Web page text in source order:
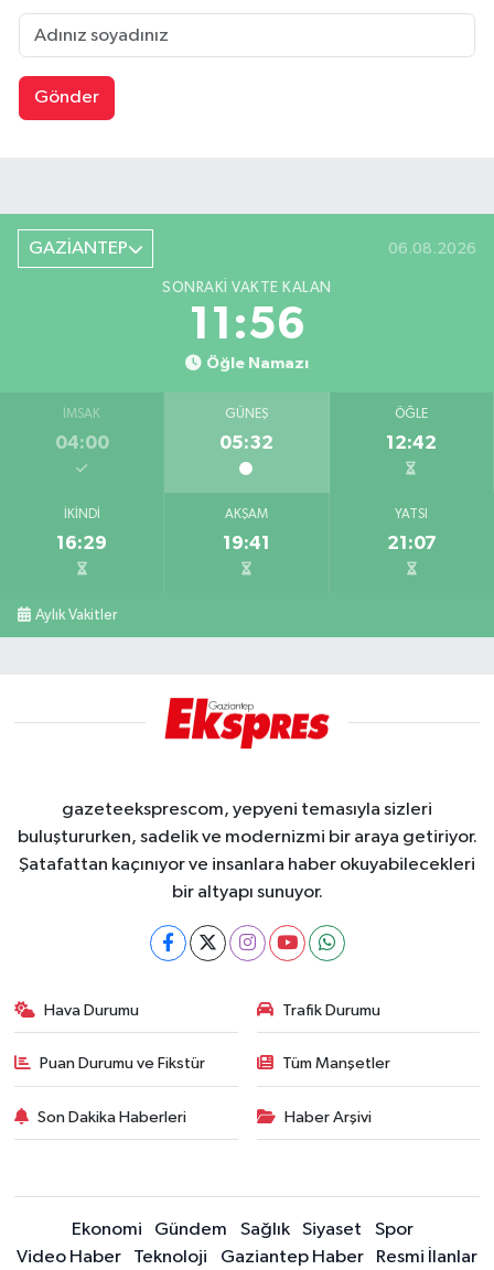
Gönder
GAZİANTEP 06.08.2026
SONRAKI VAKTE KALAN
11:56
Öğle Namazı
İMSAK
04:00
GÜNEŞ
05:32
ÖĞLE
12:42
İKINDI
16:29
AKŞAM
19:41
YATSI
21:07
Aylık Vakitler
gazeteeksprescom, yepyeni temasıyla sizleri
buluştururken, sadelik ve modernizmi bir araya getiriyor.
Şatafattan kaçınıyor ve insanlara haber okuyabilecekleri
bir altyapı sunuyor.
Hava Durumu Trafik Durumu
Puan Durumu ve Fikstür Tüm Manşetler
Son Dakika Haberleri Haber Arşivi
Ekonomi Gündem Sağlık Siyaset
Spor
Video Haber
Teknoloji Gaziantep Haber Resmi İlanlar